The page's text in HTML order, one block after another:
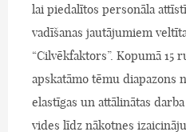
lai piedalītos personāla
vadīšanas jautājumiem
“Cilvēkfaktors”. Kopumā 15
apskatāmo tēmu diapazons
elastīgas un attālinātas
vides līdz nākotnes